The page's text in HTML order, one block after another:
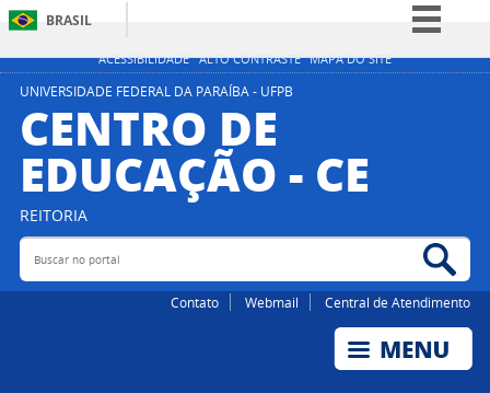
ACESSIBILIDADE ALTO CONTRASTE MAPA DO SITE
BRASIL
Simplifique!
Acesso à informação
Legislação
UNIVERSIDADE FEDERAL DA PARAÍBA - UFPB
CENTRO DE
EDUCAÇÃO - CE
REITORIA
Buscar no portal
Contato Webmail Central de Atendimento